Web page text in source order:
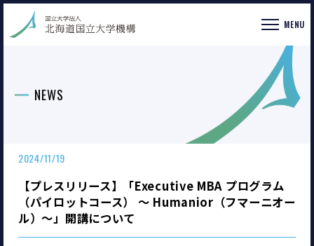
MENU
NEWS
2024/11/19
【プレスリリース】「Executive MBA プログラム
（パイロットコース） ～ Humanior（フマーニオー
ル）～」開講について